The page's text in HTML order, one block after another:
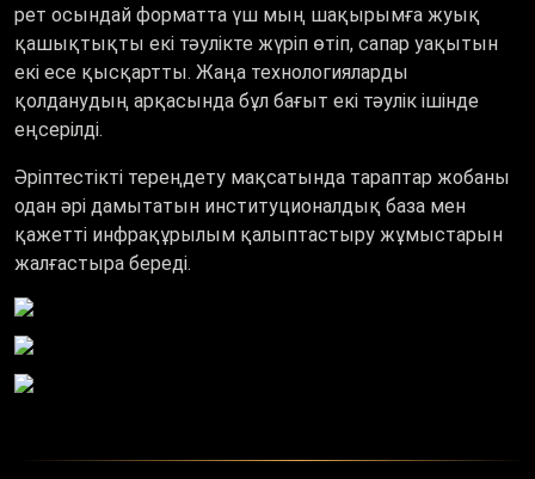
рет осындай форматта үш мың шақырымға жуық
қашықтықты екі тәулікте жүріп өтіп, сапар уақытын
екі есе қысқартты. Жаңа технологияларды
қолданудың арқасында бұл бағыт екі тәулік ішінде
еңсерілді.
Әріптестікті тереңдету мақсатында тараптар жобаны
одан әрі дамытатын институционалдық база мен
қажетті инфрақұрылым қалыптастыру жұмыстарын
жалғастыра береді.